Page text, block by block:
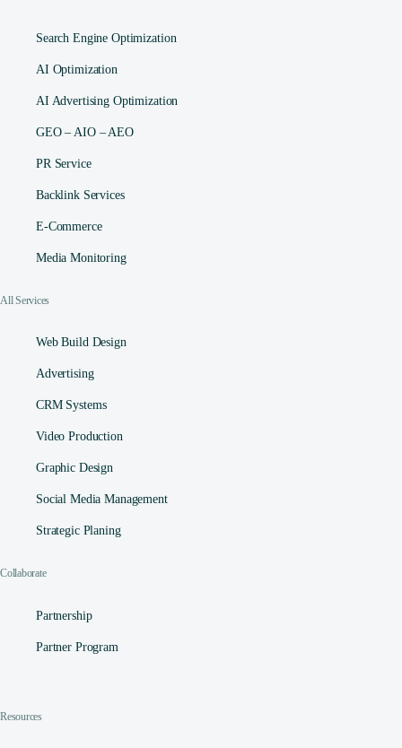
Search Engine Optimization
AI Optimization
AI Advertising Optimization
GEO – AIO – AEO
PR Service
Backlink Services
E-Commerce
Media Monitoring
All Services
Web Build Design
Advertising
CRM Systems
Video Production
Graphic Design
Social Media Management​
Strategic Planing
Collaborate
Partnership
Partner Program
Resources